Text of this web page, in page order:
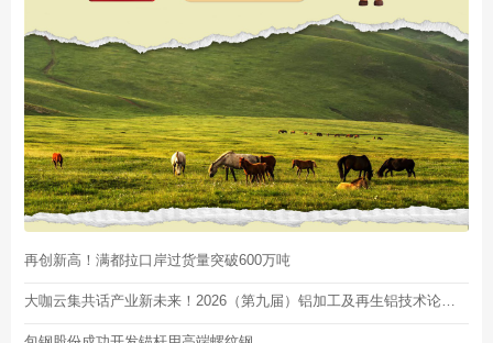
再创新高！满都拉口岸过货量突破600万吨